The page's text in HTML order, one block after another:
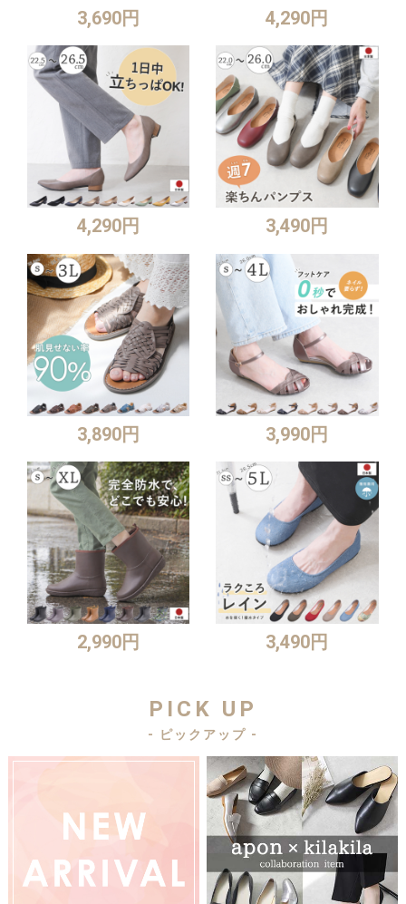
3,690円 4,290円
4,290円 3,490円
3,890円 3,990円
2,990円 3,490円
PICK UP
- ピックアップ -